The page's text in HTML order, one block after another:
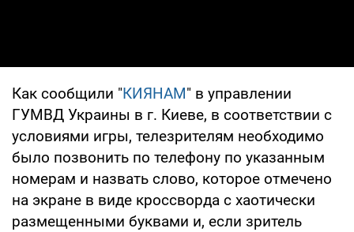
Как сообщили "КИЯНАМ" в управлении
ГУМВД Украины в г. Киеве, в соответствии с
условиями игры, телезрителям необходимо
было позвонить по телефону по указанным
номерам и назвать слово, которое отмечено
на экране в виде кроссворда с хаотически
размещенными буквами и, если зритель